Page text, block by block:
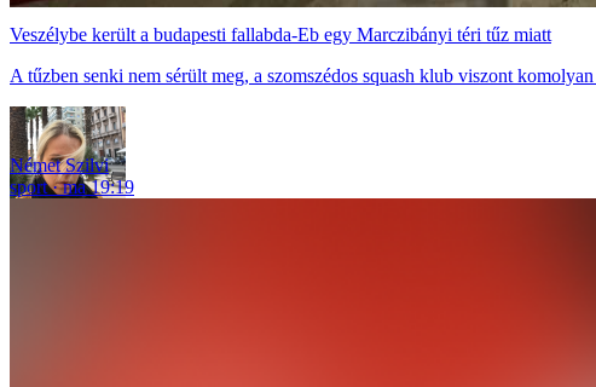
Veszélybe került a budapesti fallabda-Eb egy Marczibányi téri tűz miatt
A tűzben senki nem sérült meg, a szomszédos squash klub viszont komolyan
Német Szilvi
sport
ma 19:19